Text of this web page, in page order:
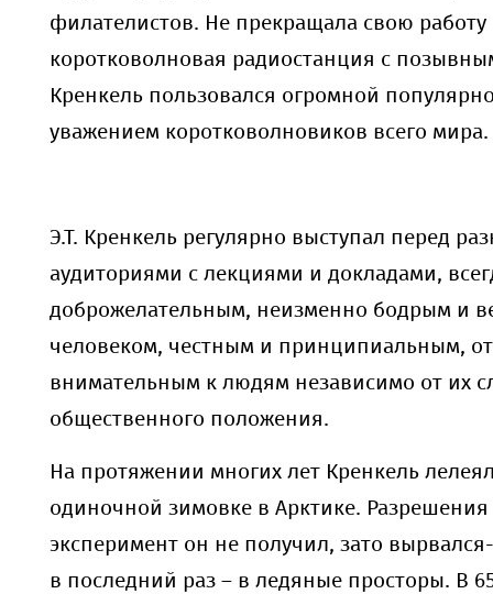
филателистов. Не прекращала свою
коротковолновая радиостанция с
Кренкель пользовался огромной
уважением коротковолновиков всего мира.
Э.Т. Кренкель регулярно выступал перед
аудиториями с лекциями и докладами,
доброжелательным, неизменно бодрым и
человеком, честным и принципиальным,
внимательным к людям независимо от их
общественного положения.
На протяжении многих лет Кренкель
одиночной зимовке в Арктике.
эксперимент он не получил, зато
в последний раз – в ледяные просторы. В